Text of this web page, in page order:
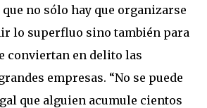
no sólo hay que organizarse
lo superfluo sino también para
conviertan en delito las
empresas. “No se puede
que alguien acumule cientos